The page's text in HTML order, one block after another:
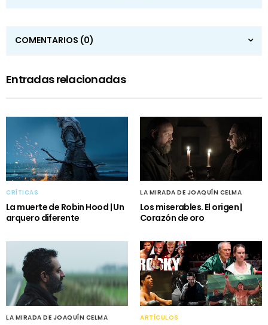
COMENTARIOS (0)
Entradas relacionadas
CRÍTICAS
La muerte de Robin Hood | Un
arquero diferente
LA MIRADA DE JOAQUÍN CELMA
Los miserables. El origen |
Corazón de oro
LA MIRADA DE JOAQUÍN CELMA ARTÍCULOS